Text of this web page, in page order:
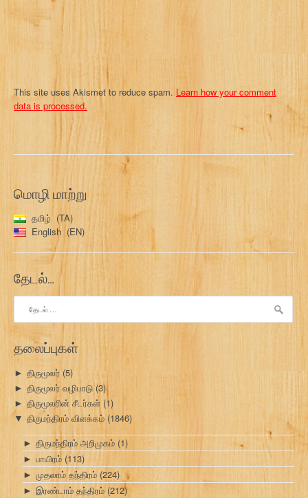
n
This site uses Akismet to reduce spam. Learn how your comment
data is processed.
மொழி மாற்று
தமிழ்
TA
English
EN
தேடல்…
தேடு:
தலைப்புகள்
► திருமூலர் (5)
► திருமூலர் வழிபாடு (3)
► திருமூலரின் சீடர்கள் (1)
▼ திருமந்திரம் விளக்கம் (1846)
► திருமந்திரம் அறிமுகம் (1)
► பாயிரம் (113)
► முதலாம் தந்திரம் (224)
► இரண்டாம் தந்திரம் (212)